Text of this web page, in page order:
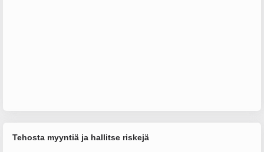
Tehosta myyntiä ja hallitse riskejä